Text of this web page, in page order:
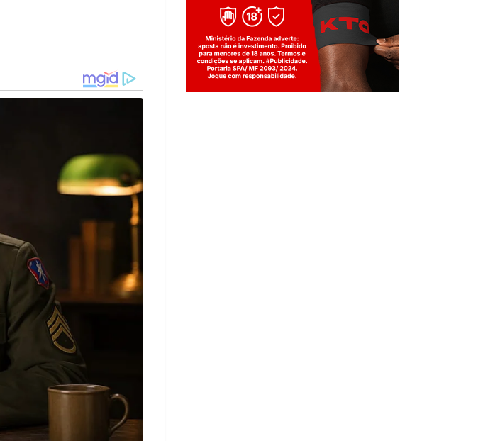
Jogue com responsabilidade. 18+